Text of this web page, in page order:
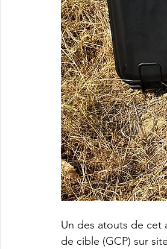
Un des atouts de cet
de cible (GCP) sur